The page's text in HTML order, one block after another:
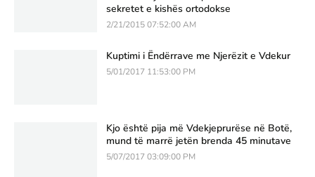
sekretet e kishës ortodokse
2/21/2015 07:52:00 AM
Kuptimi i Ëndërrave me Njerëzit e Vdekur
5/01/2017 11:53:00 PM
Kjo është pija më Vdekjeprurëse në Botë,
mund të marrë jetën brenda 45 minutave
5/07/2017 03:09:00 PM